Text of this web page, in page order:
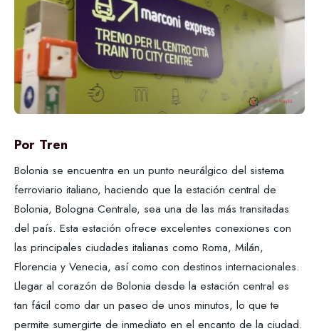
Por Tren
Bolonia se encuentra en un punto neurálgico del sistema
ferroviario italiano, haciendo que la estación central de
Bolonia, Bologna Centrale, sea una de las más transitadas
del país. Esta estación ofrece excelentes conexiones con
las principales ciudades italianas como Roma, Milán,
Florencia y Venecia, así como con destinos internacionales.
Llegar al corazón de Bolonia desde la estación central es
tan fácil como dar un paseo de unos minutos, lo que te
permite sumergirte de inmediato en el encanto de la ciudad.